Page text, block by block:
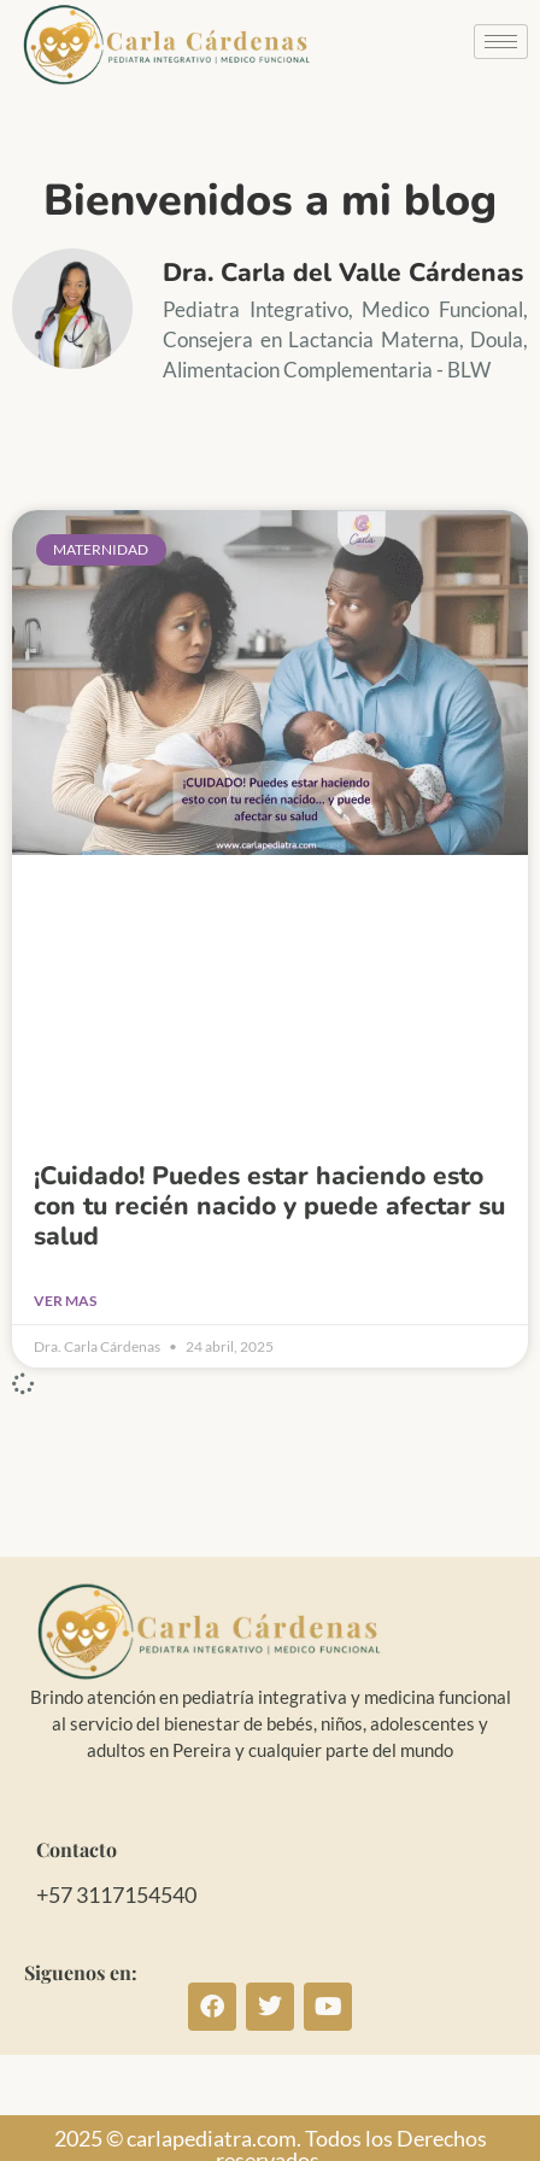
Bienvenidos a mi blog
Dra. Carla del Valle Cárdenas
Pediatra Integrativo, Medico Funcional,
Consejera en Lactancia Materna, Doula,
Alimentacion Complementaria - BLW
MATERNIDAD
¡Cuidado! Puedes estar haciendo esto
con tu recién nacido y puede afectar su
salud
VER MAS
Dra. Carla Cárdenas 24 abril, 2025
Brindo atención en pediatría integrativa y medicina funcional
al servicio del bienestar de bebés, niños, adolescentes y
adultos en Pereira y cualquier parte del mundo
Contacto
+57 3117154540
Siguenos en:
2025 © carlapediatra.com. Todos los Derechos